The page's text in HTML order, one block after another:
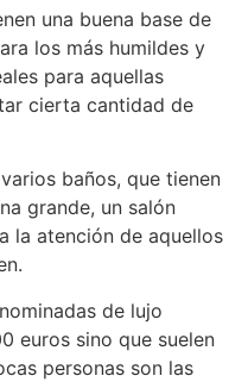
una buena base de
los más humildes y
para aquellas
cierta cantidad de
baños, que tienen
grande, un salón
la atención de aquellos
de lujo
euros sino que suelen
personas son las